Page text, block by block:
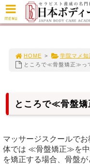
HOME > 学院マメ知
ところで≪骨盤矯正≫っ
ところで≪骨盤
マッサージスクールで
体では ≪骨盤矯正≫を中
を矯正する場合、骨盤
MENU